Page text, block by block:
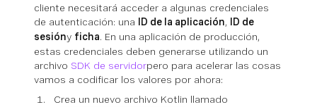
cliente necesitará acceder a algunas credenciales
de autenticación: una
ID de la aplicación,
ID de
sesióny ficha. En una aplicación de producción,
estas credenciales deben generarse utilizando un
archivo SDK de servidorpero para acelerar las cosas
vamos a codificar los valores por ahora:
Crea un nuevo archivo Kotlin llamado